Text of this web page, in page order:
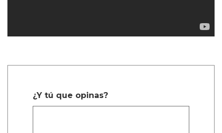
¿Y tú que opinas?